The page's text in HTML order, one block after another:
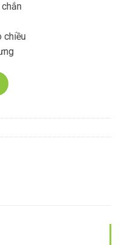
chiều
GREEN quantity